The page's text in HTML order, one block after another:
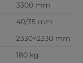
3300 mm
40/35 mm
2330×2330 mm
180 kg